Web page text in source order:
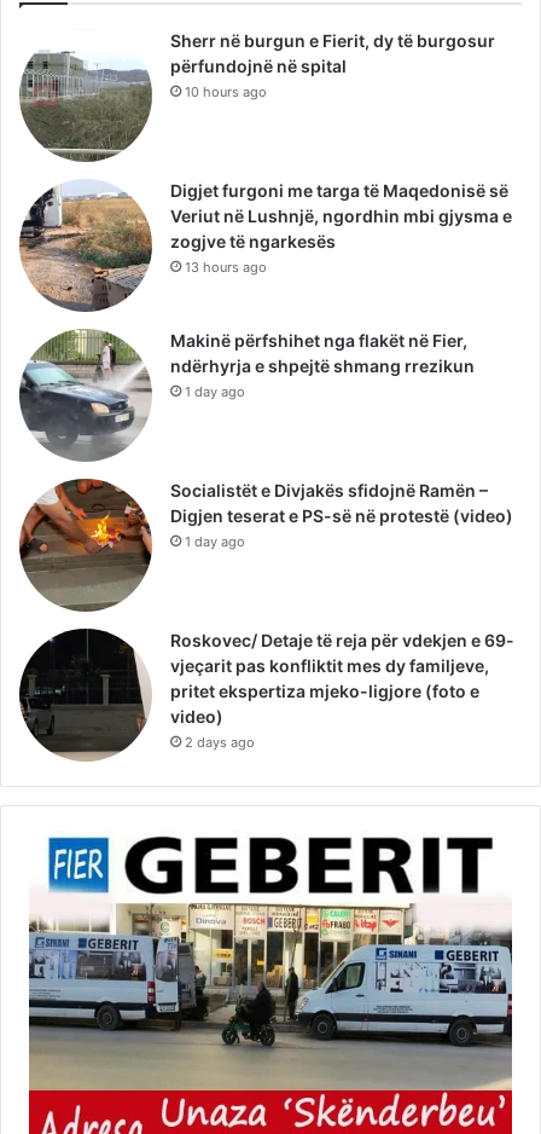
Sherr në burgun e Fierit, dy të burgosur
përfundojnë në spital
10 hours ago
Digjet furgoni me targa të Maqedonisë së
Veriut në Lushnjë, ngordhin mbi gjysma e
zogjve të ngarkesës
13 hours ago
Makinë përfshihet nga flakët në Fier,
ndërhyrja e shpejtë shmang rrezikun
1 day ago
Socialistët e Divjakës sfidojnë Ramën –
Digjen teserat e PS-së në protestë (video)
1 day ago
Roskovec/ Detaje të reja për vdekjen e 69-
vjeçarit pas konfliktit mes dy familjeve,
pritet ekspertiza mjeko-ligjore (foto e
video)
2 days ago